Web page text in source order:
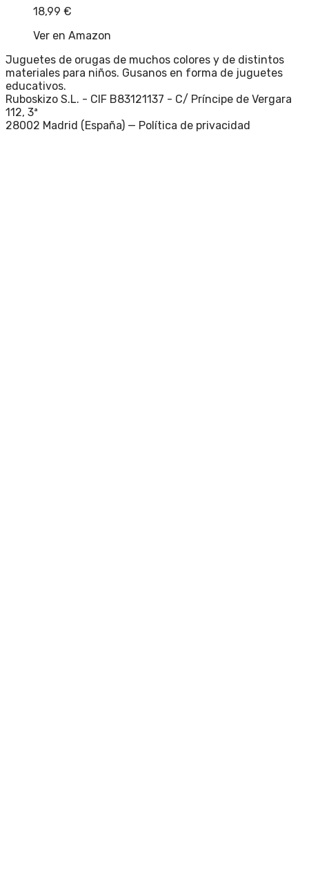
18,99 €
Ver en Amazon
Juguetes de orugas de muchos colores y de distintos
materiales para niños. Gusanos en forma de juguetes
educativos.
Ruboskizo S.L. - CIF B83121137 - C/ Príncipe de Vergara
112, 3ª
28002 Madrid (España) — Política de privacidad